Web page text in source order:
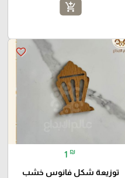
add_shopping_cart
favorite_border
1 ₪
توزيعة شكل فانوس خشب